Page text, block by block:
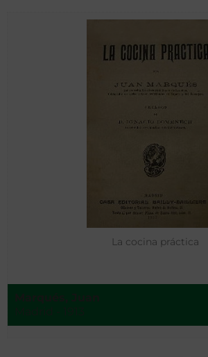
La cocina práctica